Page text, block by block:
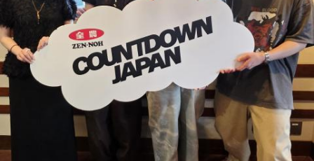
ほのか：私も今回初めて関わらせてもらったんですけど、今
まで作ってきたライブでやる曲やバンドでやる曲の作り方と
は全然違って……ドラマの映像にいかに没頭させるかが重要と
いうか。リーガルリリーでは、音楽を聴いてほしくて作って
いるんですけれど、ドラマの音楽は、映像を観てもらわない
といけないので、逆に聴いてもらったらダメなんですよ。だ
から、音楽を通して真逆な作り方を体験できて、めちゃめち
ゃ面白かったです。